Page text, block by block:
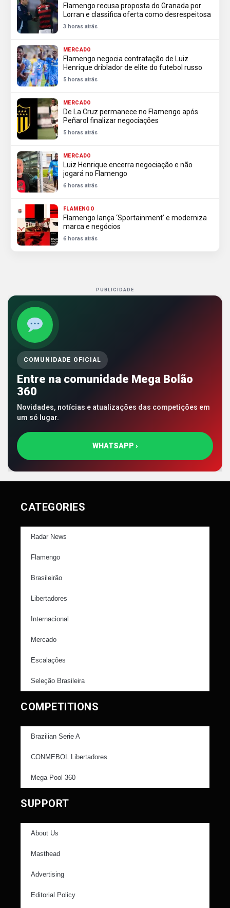
Flamengo recusa proposta do Granada por
Lorran e classifica oferta como desrespeitosa
3 horas atrás
MERCADO
Flamengo negocia contratação de Luiz
Henrique driblador de elite do futebol russo
5 horas atrás
MERCADO
De La Cruz permanece no Flamengo após
Peñarol finalizar negociações
5 horas atrás
MERCADO
Luiz Henrique encerra negociação e não
jogará no Flamengo
6 horas atrás
FLAMENGO
Flamengo lança ‘Sportainment’ e moderniza
marca e negócios
6 horas atrás
PUBLICIDADE
COMUNIDADE OFICIAL
Entre na comunidade Mega Bolão
360
Novidades, notícias e atualizações das competições em
um só lugar.
WHATSAPP ›
CATEGORIES
Radar News
Flamengo
Brasileirão
Libertadores
Internacional
Mercado
Escalações
Seleção Brasileira
COMPETITIONS
Brazilian Serie A
CONMEBOL Libertadores
Mega Pool 360
SUPPORT
About Us
Masthead
Advertising
Editorial Policy